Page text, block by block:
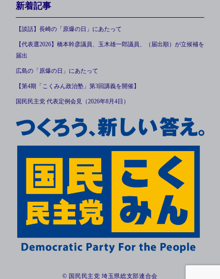
新着記事
【談話】長崎の「原爆の日」にあたって
【代表選2026】橋本幹彦議員、玉木雄一郎議員、（届出順）が立候補を
届出
広島の「原爆の日」にあたって
【第4期「こくみん政治塾」第3回講義を開催】
国民民主党 代表定例会見（2026年8月4日）
© 国民民主党 埼玉県総支部連合会